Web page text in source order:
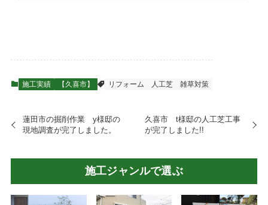
施工実績 【久喜市】 リフォーム 人工芝 雑草対策
蓮田市の掘削作業 y様邸の
現地調査が完了しました。
久喜市 t様邸の人工芝工事
が完了しました!!
施工ジャンルで選ぶ